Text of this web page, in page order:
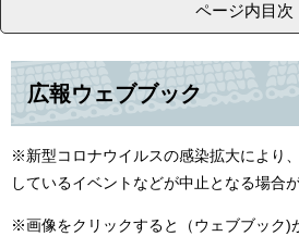
ページ内目次
広報ウェブブック
※新型コロナウイルスの感染拡大により
しているイベントなどが中止となる場合
※画像をクリックすると（ウェブブック)